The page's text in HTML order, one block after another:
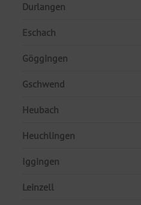
Durlangen
Eschach
Göggingen
Gschwend
Heubach
Heuchlingen
Iggingen
Leinzell